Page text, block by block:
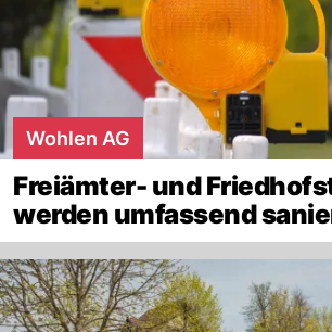
Wohlen AG
Freiämter- und
werden umfassend